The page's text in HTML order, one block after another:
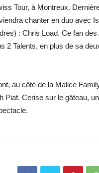
Tour, à Montreux.
chanter en duo avec
: Chris Load. Ce fan
2 Talents, en plus de sa
au côté de la Malice
Piaf. Cerise sur le gâteau,